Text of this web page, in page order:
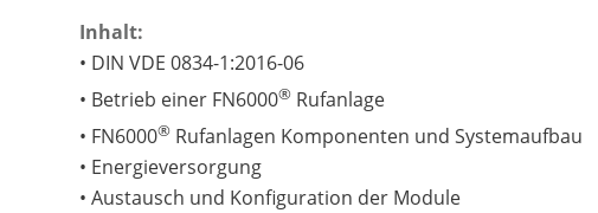
Inhalt:
• DIN VDE 0834-1:2016-06
• Betrieb einer FN6000® Rufanlage
• FN6000® Rufanlagen Komponenten und Systemaufbau
• Energieversorgung
• Austausch und Konfiguration der Module